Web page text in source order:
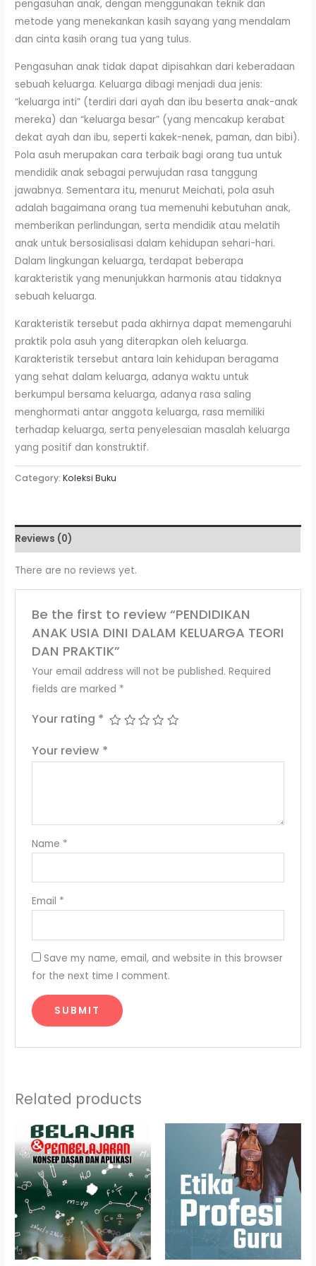
pengasuhan anak, dengan menggunakan teknik dan
metode yang menekankan kasih sayang yang mendalam
dan cinta kasih orang tua yang tulus.
Pengasuhan anak tidak dapat dipisahkan dari keberadaan
sebuah keluarga. Keluarga dibagi menjadi dua jenis:
“keluarga inti” (terdiri dari ayah dan ibu beserta anak-anak
mereka) dan “keluarga besar” (yang mencakup kerabat
dekat ayah dan ibu, seperti kakek-nenek, paman, dan bibi).
Pola asuh merupakan cara terbaik bagi orang tua untuk
mendidik anak sebagai perwujudan rasa tanggung
jawabnya. Sementara itu, menurut Meichati, pola asuh
adalah bagaimana orang tua memenuhi kebutuhan anak,
memberikan perlindungan, serta mendidik atau melatih
anak untuk bersosialisasi dalam kehidupan sehari-hari.
Dalam lingkungan keluarga, terdapat beberapa
karakteristik yang menunjukkan harmonis atau tidaknya
sebuah keluarga.
Karakteristik tersebut pada akhirnya dapat memengaruhi
praktik pola asuh yang diterapkan oleh keluarga.
Karakteristik tersebut antara lain kehidupan beragama
yang sehat dalam keluarga, adanya waktu untuk
berkumpul bersama keluarga, adanya rasa saling
menghormati antar anggota keluarga, rasa memiliki
terhadap keluarga, serta penyelesaian masalah keluarga
yang positif dan konstruktif.
Category:Koleksi Buku
Reviews (0)
There are no reviews yet.
Be the first to review “PENDIDIKAN
ANAK USIA DINI DALAM KELUARGA TEORI
DAN PRAKTIK”
Your email address will not be published. Required
fields are marked *
Your rating *
Your review *
Name *
Email *
Save my name, email, and website in this browser
for the next time I comment.
Related products